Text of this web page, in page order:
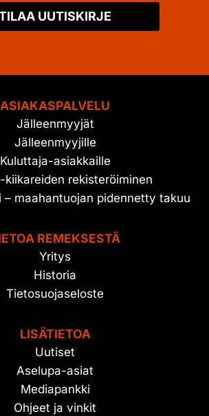
UUTISKIRJE
ASIAKASPALVELU
Jälleenmyyjät
Jälleenmyyjille
Kuluttaja-asiakkaille
kiikareiden rekisteröiminen
– maahantuojan pidennetty takuu
REMEKSESTÄ
Yritys
Historia
Tietosuojaseloste
LISÄTIETOA
Uutiset
Aselupa-asiat
Mediapankki
Ohjeet ja vinkit